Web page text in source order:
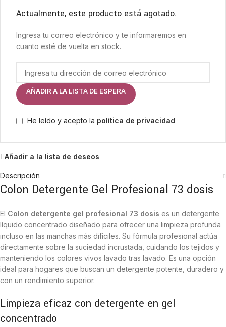
Actualmente, este producto está agotado.
Ingresa tu correo electrónico y te informaremos en
cuanto esté de vuelta en stock.
AÑADIR A LA LISTA DE ESPERA
He leído y acepto la política de privacidad
Añadir a la lista de deseos
Descripción
Colon Detergente Gel Profesional 73 dosis
El Colon detergente gel profesional 73 dosis es un detergente
líquido concentrado diseñado para ofrecer una limpieza profunda
incluso en las manchas más difíciles. Su fórmula profesional actúa
directamente sobre la suciedad incrustada, cuidando los tejidos y
manteniendo los colores vivos lavado tras lavado. Es una opción
ideal para hogares que buscan un detergente potente, duradero y
con un rendimiento superior.
Limpieza eficaz con detergente en gel
concentrado